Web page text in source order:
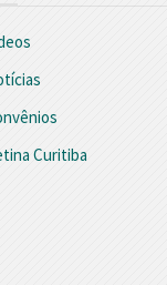
Curitiba